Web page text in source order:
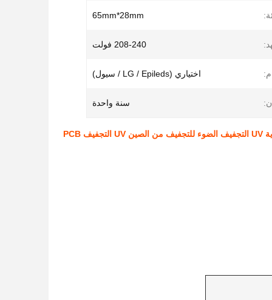
65mm*28mm
208-240 فولت
اختياري (LG / Epileds / سيول)
سنة واحدة